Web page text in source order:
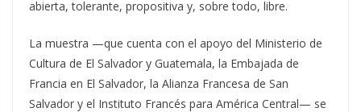
abierta, tolerante, propositiva y, sobre todo, libre.
La muestra —que cuenta con el apoyo del Ministerio de
Cultura de El Salvador y Guatemala, la Embajada de
Francia en El Salvador, la Alianza Francesa de San
Salvador y el Instituto Francés para América Central— se